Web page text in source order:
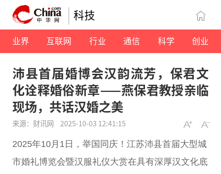
科技
业界 互联网 行业 通信 科学 创业
沛县首届婚博会汉韵流芳，保君文
化诠释婚俗新章——燕保君教授亲临
现场，共话汉婚之美
来源：财讯网 2025-10-03 12:41:15
2025年10月1日，举国同庆！江苏沛县首届大型城
市婚礼博览会暨汉服礼仪大赏在具有深厚汉文化底